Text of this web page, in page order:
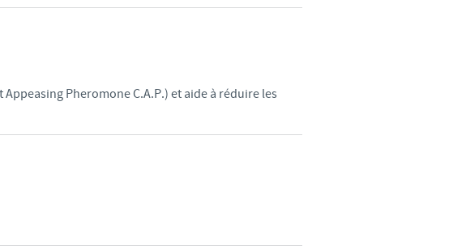
Pheromone C.A.P.) et aide à réduire les